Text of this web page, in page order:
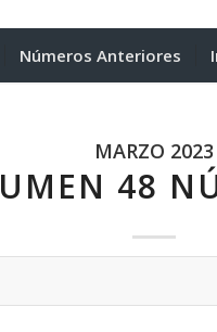
Números Anteriores
MARZO 2023
48